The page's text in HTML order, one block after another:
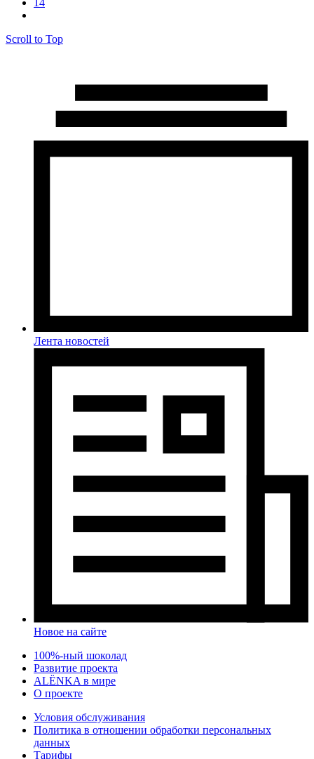
14
Scroll to Top
Лента новостей
Новое на сайте
100%-ный шоколад
Развитие проекта
ALЁNKA в мире
О проекте
Условия обслуживания
Политика в отношении обработки персональных
данных
Тарифы